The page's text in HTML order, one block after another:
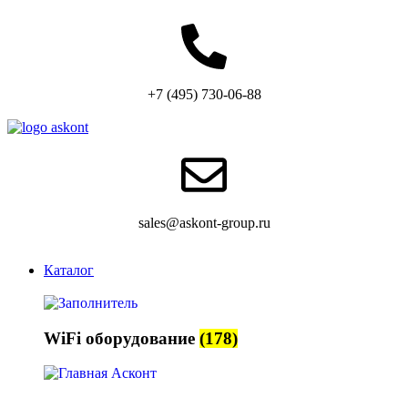
+7 (495) 730-06-88
sales@askont-group.ru
Каталог
WiFi оборудование (178)